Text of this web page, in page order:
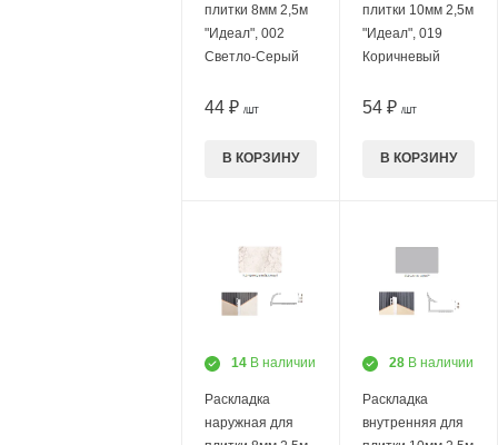
плитки 8мм 2,5м
"Идеал", 002
Светло-Серый
44 ₽ /ШТ
В КОРЗИНУ
плитки 10мм 2,5м
"Идеал", 019
Коричневый
54 ₽ /ШТ
В КОРЗИНУ
14 В наличии
Раскладка
наружная для
28 В наличии
Раскладка
внутренняя для